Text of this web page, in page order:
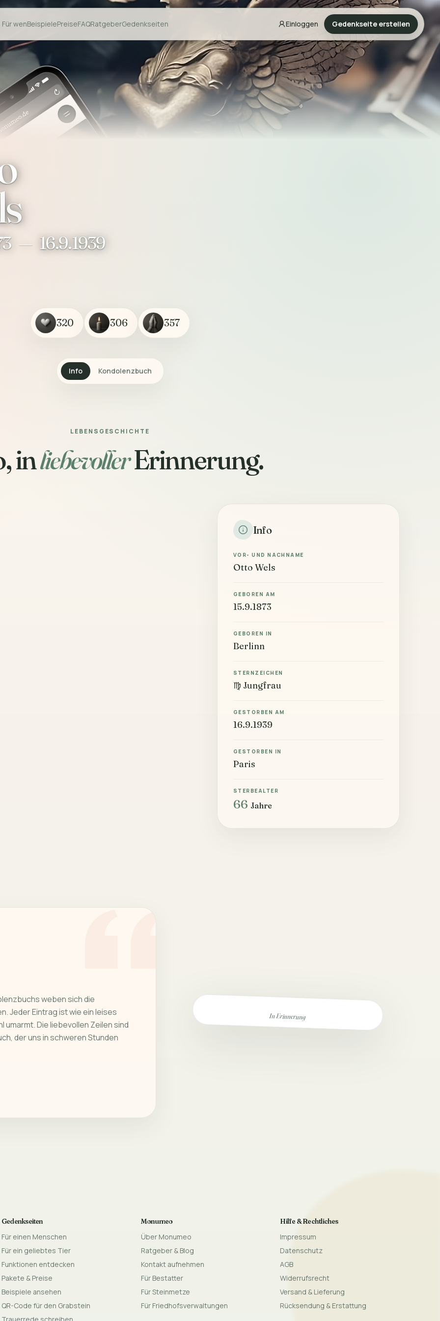
Für wenBeispielePreiseFAQRatgeberGedenkseiten Einloggen Gedenkseite erstellen
— 16.9.1939
320 306 357
Info Kondolenzbuch
LEBENSGESCHICHTE
inliebevollerErinnerung.
Info
VOR- UND NACHNAME
Otto Wels
GEBOREN AM
15.9.1873
GEBOREN IN
Berlinn
STERNZEICHEN
♍ Jungfrau
GESTORBEN AM
16.9.1939
GESTORBEN IN
Paris
STERBEALTER
66 Jahre
weben sich die
Jeder Eintrag ist wie ein leises
umarmt. Die liebevollen Zeilen sind
der uns in schweren Stunden
In Erinnerung
Gedenkseiten
Für einen Menschen
Für ein geliebtes Tier
Funktionen entdecken
Pakete & Preise
Beispiele ansehen
QR-Code für den Grabstein
Trauerrede schreiben
Monumeo
Über Monumeo
Ratgeber & Blog
Kontakt aufnehmen
Für Bestatter
Für Steinmetze
Für Friedhofsverwaltungen
Hilfe & Rechtliches
Impressum
Datenschutz
AGB
Widerrufsrecht
Versand & Lieferung
Rücksendung & Erstattung